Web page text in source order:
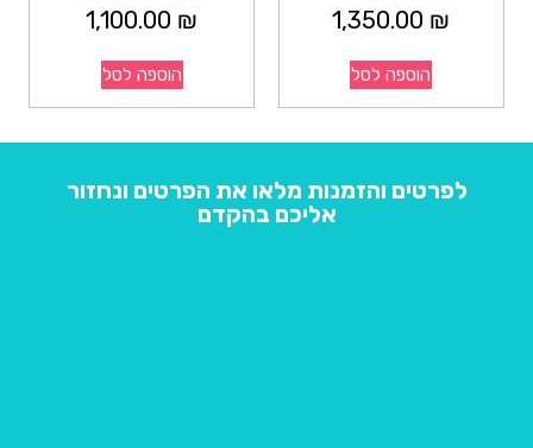
1,350.00 ₪
הוספה לסל
1,100.00 ₪
הוספה לסל
לפרטים והזמנות מלאו את הפרטים ונחזור
אליכם בהקדם